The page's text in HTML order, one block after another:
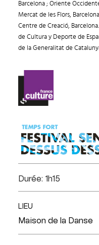
Barcelona ; Oriente
Mercat de les Flors,
Centre de Creació,
de Cultura y Deporte de
de la Generalitat de
Durée: 1h15
LIEU
Maison de la Danse